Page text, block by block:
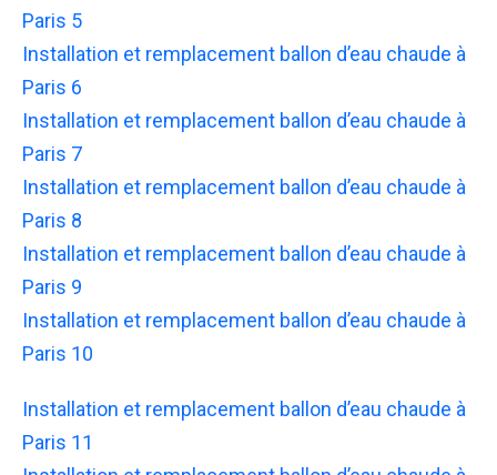
Paris 5
Installation et remplacement ballon d’eau chaude à
Paris 6
Installation et remplacement ballon d’eau chaude à
Paris 7
Installation et remplacement ballon d’eau chaude à
Paris 8
Installation et remplacement ballon d’eau chaude à
Paris 9
Installation et remplacement ballon d’eau chaude à
Paris 10
Installation et remplacement ballon d’eau chaude à
Paris 11